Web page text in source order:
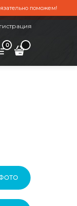
поможем!
0